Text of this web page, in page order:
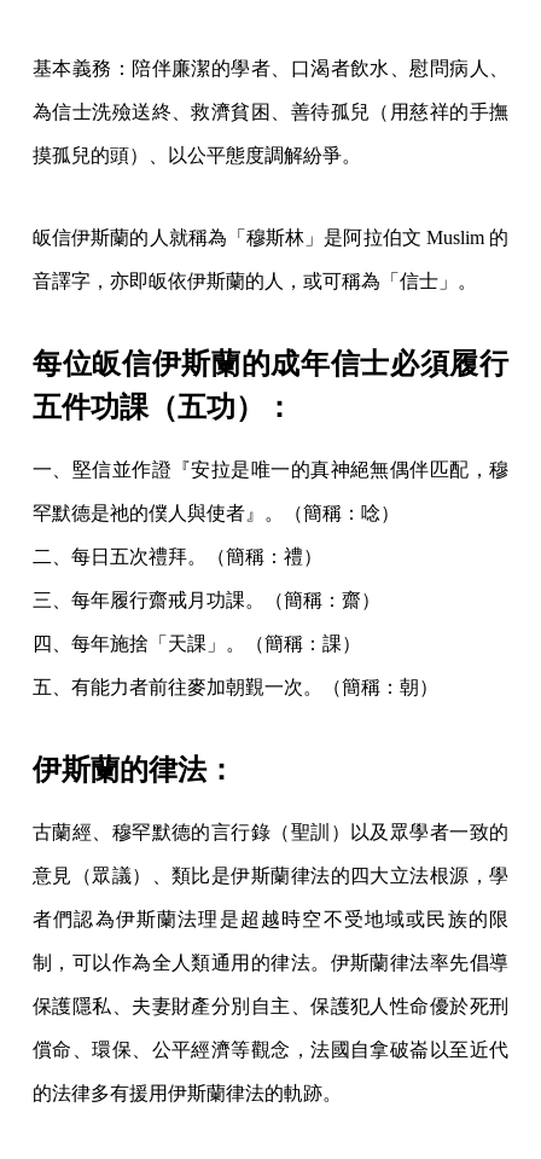
基本義務：陪伴廉潔的學者、口渴者飲水、慰問病人、
為信士洗殮送終、救濟貧困、善待孤兒（用慈祥的手撫
摸孤兒的頭）、以公平態度調解紛爭。
皈信伊斯蘭的人就稱為「穆斯林」是阿拉伯文 Muslim 的
音譯字，亦即皈依伊斯蘭的人，或可稱為「信士」。
每位皈信伊斯蘭的成年信士必須履行
五件功課（五功）：
一、堅信並作證『安拉是唯一的真神絕無偶伴匹配，穆
罕默德是祂的僕人與使者』。（簡稱：唸）
二、每日五次禮拜。（簡稱：禮）
三、每年履行齋戒月功課。（簡稱：齋）
四、每年施捨「天課」。（簡稱：課）
五、有能力者前往麥加朝覲一次。（簡稱：朝）
伊斯蘭的律法：
古蘭經、穆罕默德的言行錄（聖訓）以及眾學者一致的
意見（眾議）、類比是伊斯蘭律法的四大立法根源，學
者們認為伊斯蘭法理是超越時空不受地域或民族的限
制，可以作為全人類通用的律法。伊斯蘭律法率先倡導
保護隱私、夫妻財產分別自主、保護犯人性命優於死刑
償命、環保、公平經濟等觀念，法國自拿破崙以至近代
的法律多有援用伊斯蘭律法的軌跡。